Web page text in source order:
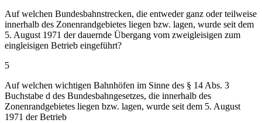
Auf welchen Bundesbahnstrecken, die entweder ganz oder teilweise
innerhalb des Zonenrandgebietes liegen bzw. lagen, wurde seit dem
5. August 1971 der dauernde Übergang vom zweigleisigen zum
eingleisigen Betrieb eingeführt?
5
Auf welchen wichtigen Bahnhöfen im Sinne des § 14 Abs. 3
Buchstabe d des Bundesbahngesetzes, die innerhalb des
Zonenrandgebietes liegen bzw. lagen, wurde seit dem 5. August
1971 der Betrieb